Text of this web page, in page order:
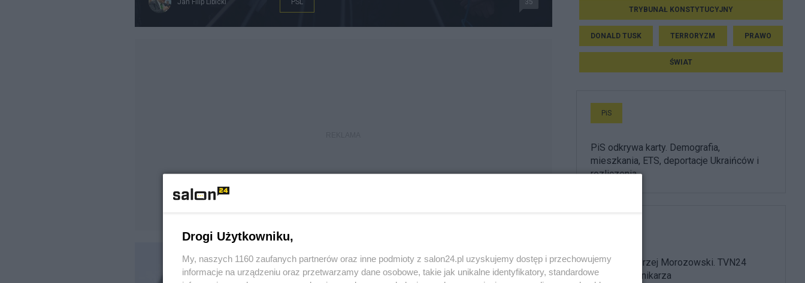
Jan Filip Libicki PSL 35
TRYBUNAŁ KONSTYTUCYJNY
DONALD TUSK TERRORYZM PRAWO
ŚWIAT
PiS
PiS odkrywa karty. Demografia,
mieszkania, ETS, deportacje Ukraińców i
rozliczenia
Nie żyje Andrzej Morozowski. TVN24
żegna dziennikarza
Drogi Użytkowniku,
My, naszych 1160 zaufanych partnerów oraz inne podmioty z salon24.pl uzyskujemy dostęp i przechowujemy
informacje na urządzeniu oraz przetwarzamy dane osobowe, takie jak unikalne identyfikatory, standardowe